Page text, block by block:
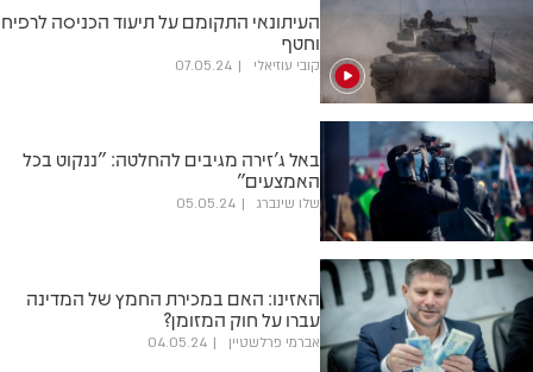
העיתונאי התקומם על תיעוד הכניסה לרפיח
וחטף
קובי עוזיאלי 07.05.24
באל ג'זירה מגיבים להחלטה: "ננקוט בכל
האמצעים"
שלו שינברג 05.05.24
האזינו: האם במכירת החמץ של המדינה
עברו על חוק המזומן?
אברמי פרלשטיין 04.05.24